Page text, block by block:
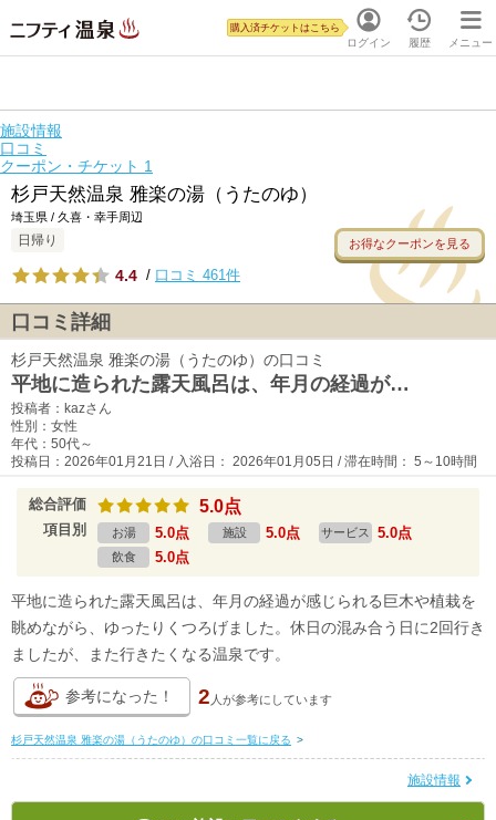
ログイン
購入済チケットはこちら
履歴 メニュー
施設情報
口コミ
クーポン・チケット 1
杉戸天然温泉 雅楽の湯（うたのゆ）
埼玉県 / 久喜・幸手周辺
日帰り お得なクーポンを見る
4.4 / 口コミ 461件
口コミ詳細
杉戸天然温泉 雅楽の湯（うたのゆ）の口コミ
平地に造られた露天風呂は、年月の経過が…
投稿者：kazさん
性別：女性
年代：50代～
投稿日：2026年01月21日 / 入浴日： 2026年01月05日 / 滞在時間： 5～10時間
総合評価 5.0点
項目別 お湯 5.0点 施設 5.0点 サービス 5.0点
飲食 5.0点
平地に造られた露天風呂は、年月の経過が感じられる巨木や植栽を
眺めながら、ゆったりくつろげました。休日の混み合う日に2回行き
ましたが、また行きたくなる温泉です。
参考になった！ 2 人が参考にしています
杉戸天然温泉 雅楽の湯（うたのゆ）の口コミ一覧に戻る >
施設情報